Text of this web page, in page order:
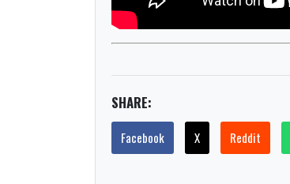
SHARE:
Facebook X Reddit